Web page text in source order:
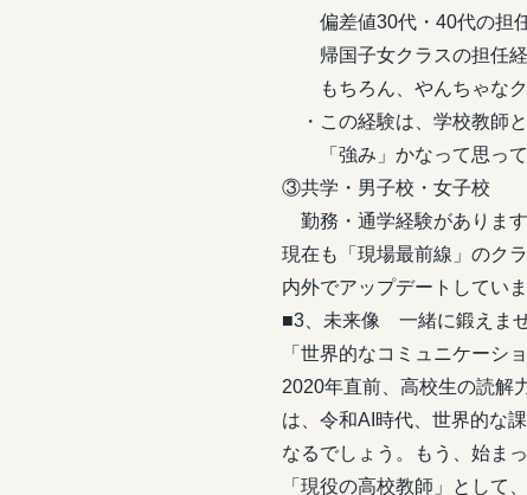
偏差値30代・40代の担任
帰国子女クラスの担任経
もちろん、やんちゃなク
・この経験は、学校教師
「強み」かなって思って
③共学・男子校・女子校
勤務・通学経験がありま
現在も「現場最前線」のク
内外でアップデートしていま
■3、未来像 一緒に鍛えま
「世界的なコミュニケーシ
2020年直前、高校生の読解
は、令和AI時代、世界的な
なるでしょう。もう、始ま
「現役の高校教師」として